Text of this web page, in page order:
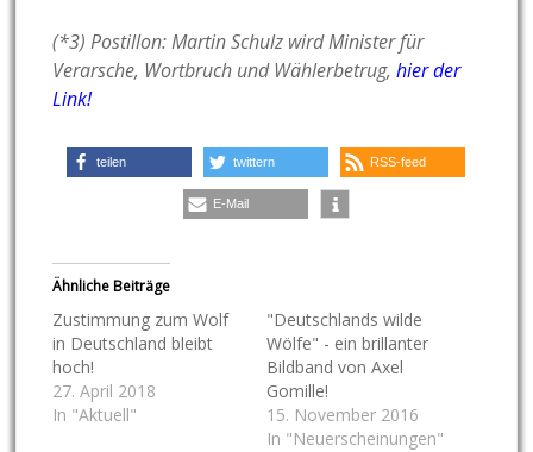
(*3) Postillon: Martin Schulz wird Minister für
Verarsche, Wortbruch und Wählerbetrug,hier der
Link!
teilen twittern RSS-feed
E-Mail
Ähnliche Beiträge
Zustimmung zum Wolf
in Deutschland bleibt
hoch!
27. April 2018
In "Aktuell"
"Deutschlands wilde
Wölfe" - ein brillanter
Bildband von Axel
Gomille!
15. November 2016
In "Neuerscheinungen"